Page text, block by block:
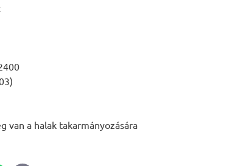
van a halak takarmányozására